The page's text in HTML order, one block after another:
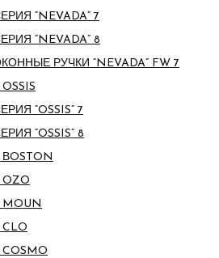
“NEVADA” 7
“NEVADA” 8
РУЧКИ “NEVADA” FW 7
“OSSIS” 7
“OSSIS” 8